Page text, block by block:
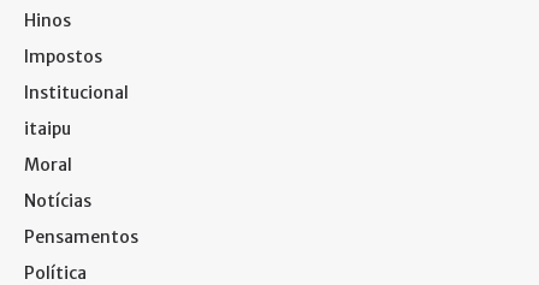
Hinos
Impostos
Institucional
itaipu
Moral
Notícias
Pensamentos
Política